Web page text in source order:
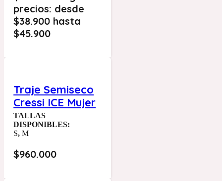
precios: desde
$38.900 hasta
$45.900
Traje Semiseco
Cressi ICE Mujer
TALLAS
DISPONIBLES:
S,M
$960.000